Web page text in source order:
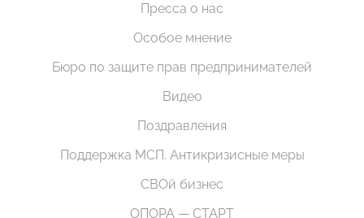
Пресса о нас
Особое мнение
Бюро по защите прав предпринимателей
Видео
Поздравления
Поддержка МСП. Антикризисные меры
СВОй бизнес
ОПОРА — СТАРТ